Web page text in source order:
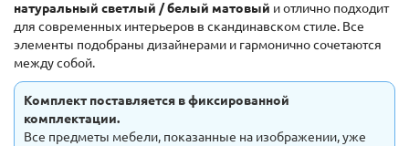
натуральный светлый / белый матовый и отлично подходит
для современных интерьеров в скандинавском стиле. Все
элементы подобраны дизайнерами и гармонично сочетаются
между собой.
Комплект поставляется в фиксированной
комплектации.
Все предметы мебели, показанные на изображении, уже